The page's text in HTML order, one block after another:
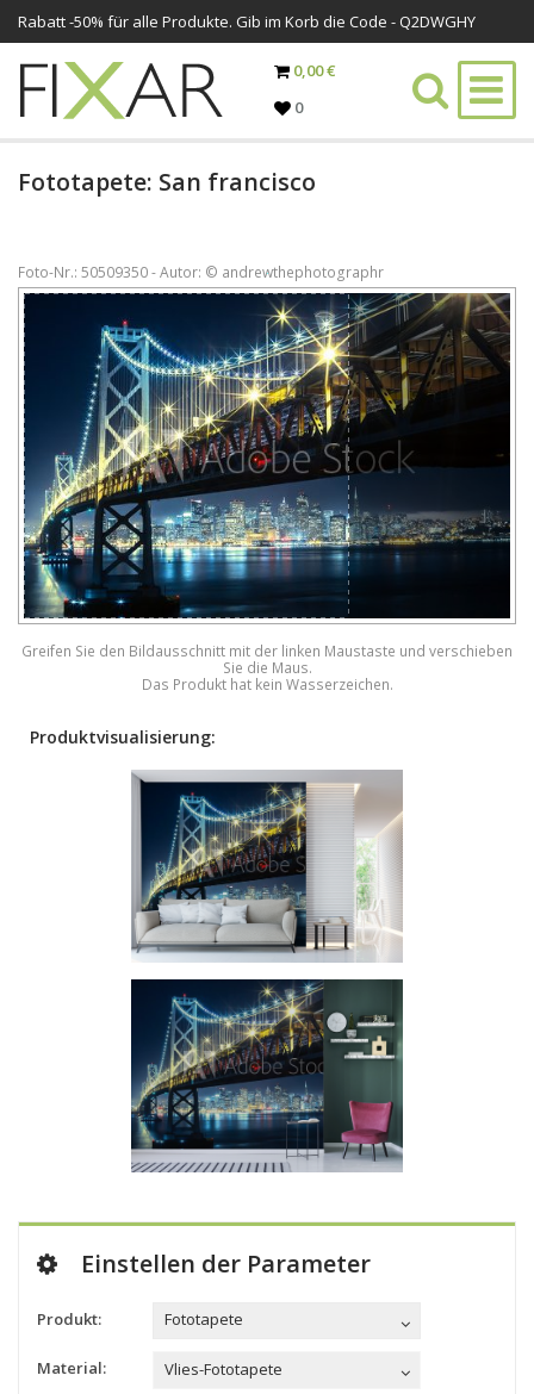
Rabatt -50% für alle Produkte. Gib im Korb die Code - Q2DWGHY
0,00 €
0
Fototapete: San francisco
Foto-Nr.: 50509350 - Autor: © andrewthephotographr
Greifen Sie den Bildausschnitt mit der linken Maustaste und verschieben
Sie die Maus.
Das Produkt hat kein Wasserzeichen.
Produktvisualisierung:
Einstellen der Parameter
Produkt: Fototapete
Material: Vlies-Fototapete